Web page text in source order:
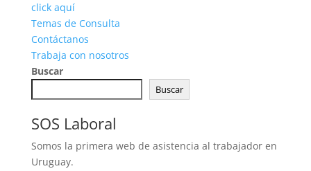
click aquí
Temas de Consulta
Contáctanos
Trabaja con nosotros
Buscar
Buscar
SOS Laboral
Somos la primera web de asistencia al trabajador en
Uruguay.